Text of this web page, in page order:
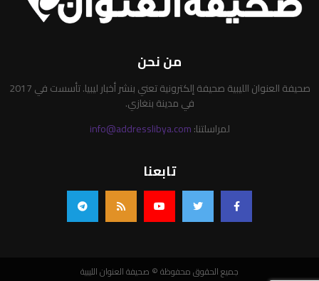
من نحن
صحيفة العنوان الليبية صحيفة إلكترونية تعني بنشر أخبار ليبيا. تأسست في 2017
في مدينة بنغازي.
لمراسلتنا:info@addresslibya.com
تابعنا
جميع الحقوق محفوظة © صحيفة العنوان الليبية